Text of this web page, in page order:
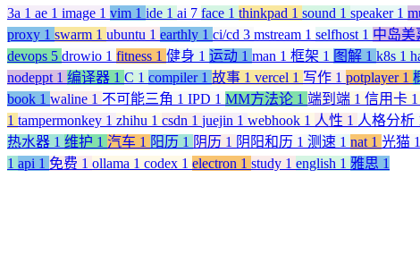
3a 1 ae 1 image 1 vim 1 ide 1 ai 7 face 1 thinkpad 1 sound 1 speaker 1
proxy 1 swarm 1 ubuntu 1 earthly 1 ci/cd 3 mstream 1 selfhost 1 中岛美
devops 5 drowio 1 fitness 1 健身 1 运动 1 man 1 框架 1 图解 1 k8s 1
nodeppt 1 编译器 1 C 1 compiler 1 故事 1 vercel 1 写作 1 potplayer 1
book 1 waline 1 不可能三角 1 IPD 1 MM方法论 1 端到端 1 信用卡 1
1 tampermonkey 1 zhihu 1 csdn 1 juejin 1 webhook 1 人性 1 人格分析
热水器 1 维护 1 汽车 1 阳历 1 阴历 1 阴阳和历 1 测速 1 nat 1 光猫 1
1 api 1 免费 1 ollama 1 codex 1 electron 1 study 1 english 1 雅思 1